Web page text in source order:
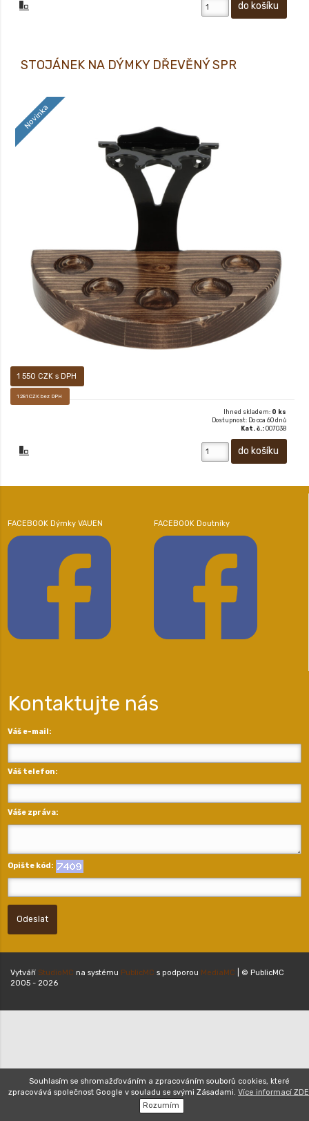
Souhlasím se shromažďováním a zpracováním souborů cookies, které
zpracovává společnost Google v souladu se svými Zásadami. Více informací
Rozumím
1 550 CZK s DPH
1 281 CZK bez DPH
STOJÁNEK NA DÝMKY DŘEVĚNÝ SPR
Novinka
DŘEVĚNÝ PŮLKULATÝ STOJÁNEK NA 5 DÝMEK
Ihned skladem: 0 ks
Dostupnost: Do cca 60 dnů
Kat. č.: 007038
FACEBOOK Dýmky VAUEN FACEBOOK Doutníky
Kontaktujte nás
Váš e-mail:
Váš telefon:
Váše zpráva:
Opište kód:
Odeslat
Vytváří StudioMC na systému PublicMC s podporou MediaMC | © PublicMC
2005 - 2026